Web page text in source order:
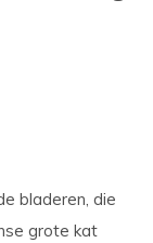
bladeren, die
grote kat